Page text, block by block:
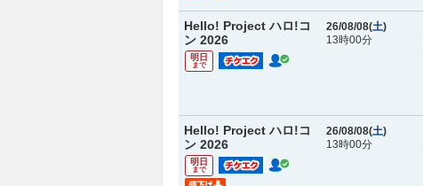
Hello! Project ハロ!コ
ン 2026
明日
まで
26/08/08(土)
13時00分
Hello! Project ハロ!コ
ン 2026
明日
まで
26/08/08(土)
13時00分